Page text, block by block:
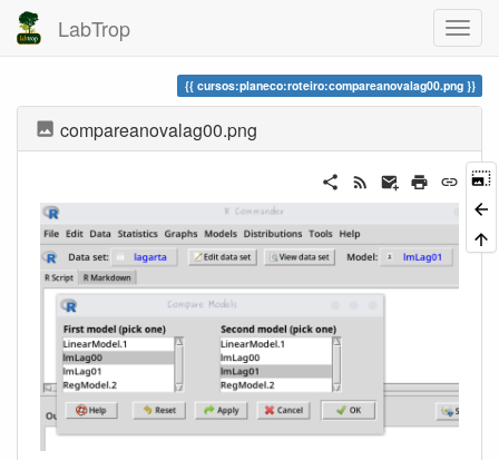
LabTrop
cursos:planeco:roteiro:compareanovalag00.png
compareanovalag00.png